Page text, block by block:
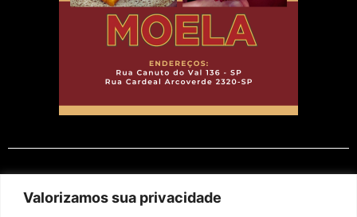
Valorizamos sua privacidade
EM CARTAZ